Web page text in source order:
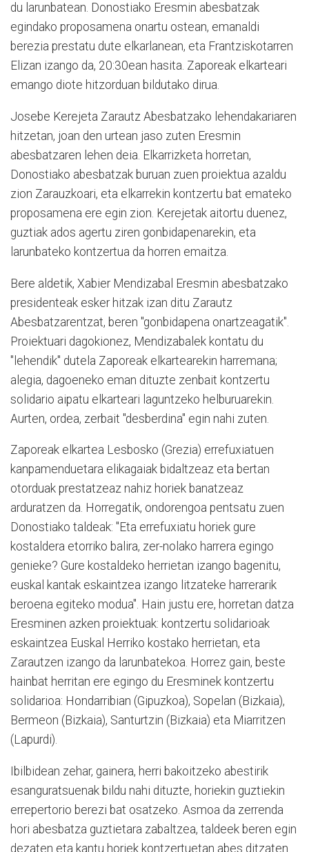
du larunbatean. Donostiako Eresmin abesbatzak
egindako proposamena onartu ostean, emanaldi
berezia prestatu dute elkarlanean, eta Frantziskotarren
Elizan izango da, 20:30ean hasita. Zaporeak elkarteari
emango diote hitzorduan bildutako dirua.
Josebe Kerejeta Zarautz Abesbatzako lehendakariaren
hitzetan, joan den urtean jaso zuten Eresmin
abesbatzaren lehen deia. Elkarrizketa horretan,
Donostiako abesbatzak buruan zuen proiektua azaldu
zion Zarauzkoari, eta elkarrekin kontzertu bat emateko
proposamena ere egin zion. Kerejetak aitortu duenez,
guztiak ados agertu ziren gonbidapenarekin, eta
larunbateko kontzertua da horren emaitza.
Bere aldetik, Xabier Mendizabal Eresmin abesbatzako
presidenteak esker hitzak izan ditu Zarautz
Abesbatzarentzat, beren "gonbidapena onartzeagatik".
Proiektuari dagokionez, Mendizabalek kontatu du
"lehendik" dutela Zaporeak elkartearekin harremana;
alegia, dagoeneko eman dituzte zenbait kontzertu
solidario aipatu elkarteari laguntzeko helburuarekin.
Aurten, ordea, zerbait "desberdina" egin nahi zuten.
Zaporeak elkartea Lesbosko (Grezia) errefuxiatuen
kanpamenduetara elikagaiak bidaltzeaz eta bertan
otorduak prestatzeaz nahiz horiek banatzeaz
arduratzen da. Horregatik, ondorengoa pentsatu zuen
Donostiako taldeak: "Eta errefuxiatu horiek gure
kostaldera etorriko balira, zer-nolako harrera egingo
genieke? Gure kostaldeko herrietan izango bagenitu,
euskal kantak eskaintzea izango litzateke harrerarik
beroena egiteko modua". Hain justu ere, horretan datza
Eresminen azken proiektuak: kontzertu solidarioak
eskaintzea Euskal Herriko kostako herrietan, eta
Zarautzen izango da larunbatekoa. Horrez gain, beste
hainbat herritan ere egingo du Eresminek kontzertu
solidarioa: Hondarribian (Gipuzkoa), Sopelan (Bizkaia),
Bermeon (Bizkaia), Santurtzin (Bizkaia) eta Miarritzen
(Lapurdi).
Ibilbidean zehar, gainera, herri bakoitzeko abestirik
esanguratsuenak bildu nahi dituzte, horiekin guztiekin
errepertorio berezi bat osatzeko. Asmoa da zerrenda
hori abesbatza guztietara zabaltzea, taldeek beren egin
dezaten eta kantu horiek kontzertuetan abes ditzaten.